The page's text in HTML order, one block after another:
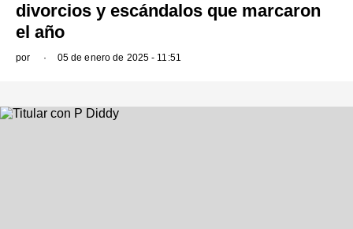
divorcios y escándalos que marcaron
el año
por 05 de enero de 2025 - 11:51